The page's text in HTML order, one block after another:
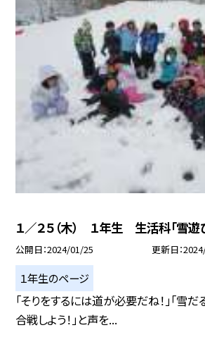
１／２５（木） １年生 生活科「雪遊
公開日 2024/01/25 更新日
１年生のページ
「そりをするには道が必要だね！」「雪だ
合戦しよう！」と声を...